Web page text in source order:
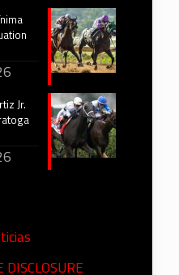
Jr.
DISCLOSURE